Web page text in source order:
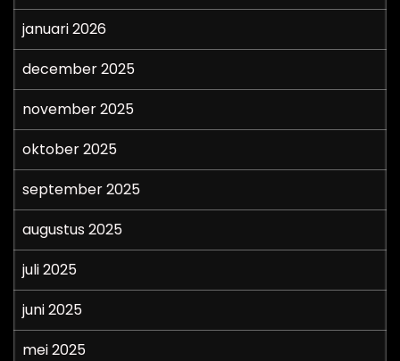
januari 2026
december 2025
november 2025
oktober 2025
september 2025
augustus 2025
juli 2025
juni 2025
mei 2025